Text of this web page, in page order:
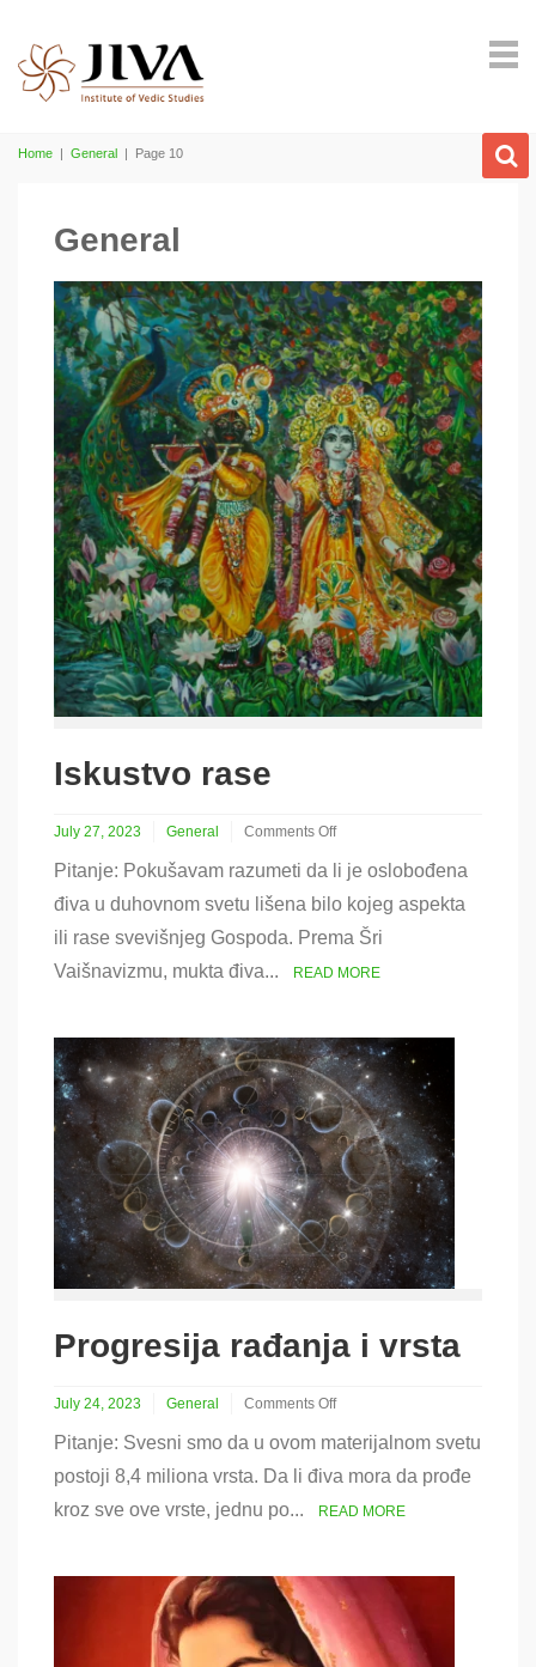
Home | General | Page 10
General
Iskustvo rase
July 27, 2023 General
Comments Off
Iskustvo
rase
Pitanje: Pokušavam razumeti da li je oslobođena
điva u duhovnom svetu lišena bilo kojeg aspekta
ili rase svevišnjeg Gospoda. Prema Šri
Vaišnavizmu, mukta điva...
READ MORE
Progresija rađanja i vrsta
July 24, 2023 General
Comments Off
Progresija
rađanja
i
vrsta
Pitanje: Svesni smo da u ovom materijalnom svetu
postoji 8,4 miliona vrsta. Da li điva mora da prođe
kroz sve ove vrste, jednu po...
READ MORE